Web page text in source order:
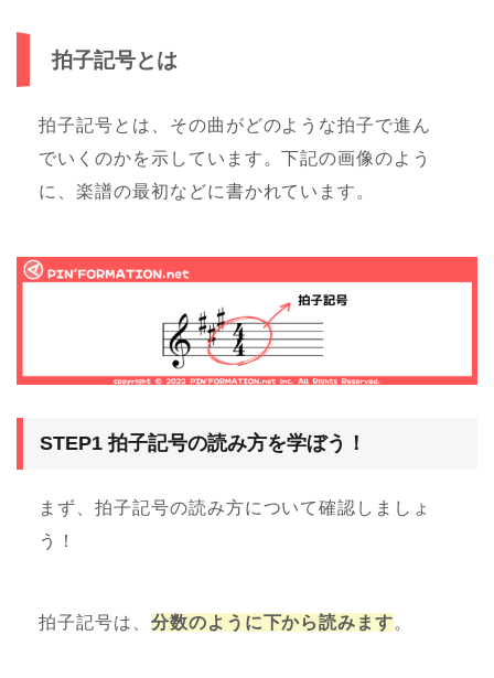
拍子記号とは
拍子記号とは、その曲がどのような拍子で進ん
でいくのかを示しています。下記の画像のよう
に、楽譜の最初などに書かれています。
STEP1 拍子記号の読み方を学ぼう！
まず、拍子記号の読み方について確認しましょ
う！
拍子記号は、 分数のように下から読みます。